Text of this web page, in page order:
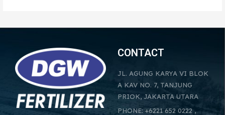
CONTACT
JL. AGUNG KARYA VI BLOK
A KAV NO. 7, TANJUNG
PRIOK, JAKARTA UTARA
PHONE: +6221 652 0222 ,